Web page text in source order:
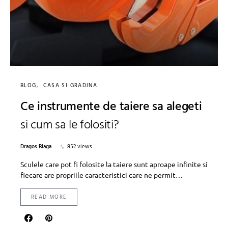
BLOG CASA SI GRADINA
Ce instrumente de taiere sa alegeti
si cum sa le folositi?
Dragos Blaga
852 views
Sculele care pot fi folosite la taiere sunt aproape infinite si
fiecare are propriile caracteristici care ne permit…
READ MORE